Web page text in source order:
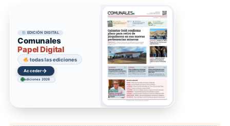
EDICIÓN DIGITAL
Comunales
Papel Digital
todas las ediciones
Acceder→
ediciones 2026